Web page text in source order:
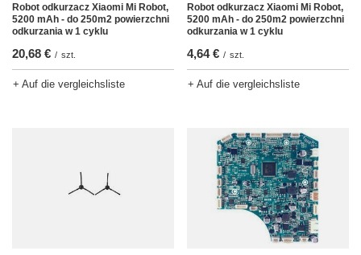
Robot odkurzacz Xiaomi Mi Robot,
5200 mAh - do 250m2 powierzchni
odkurzania w 1 cyklu
20,68 € / szt.
+ Auf die vergleichsliste
Robot odkurzacz Xiaomi Mi Robot,
5200 mAh - do 250m2 powierzchni
odkurzania w 1 cyklu
4,64 € / szt.
+ Auf die vergleichsliste